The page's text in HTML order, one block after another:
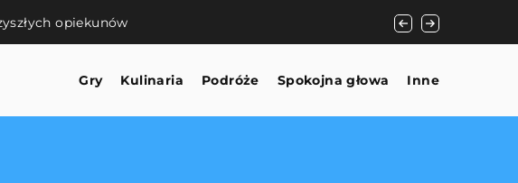
opiekunów Korzyści z
Gry Kulinaria Podróże Spokojna głowa Inne